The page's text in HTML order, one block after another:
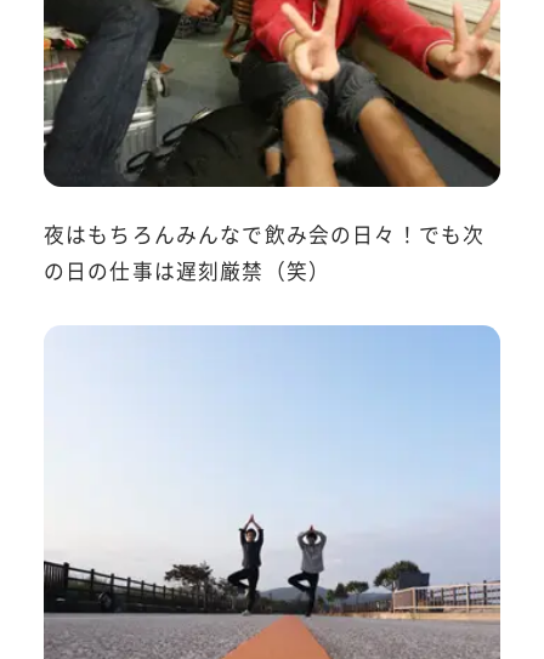
夜はもちろんみんなで飲み会の日々！でも次
の日の仕事は遅刻厳禁（笑）